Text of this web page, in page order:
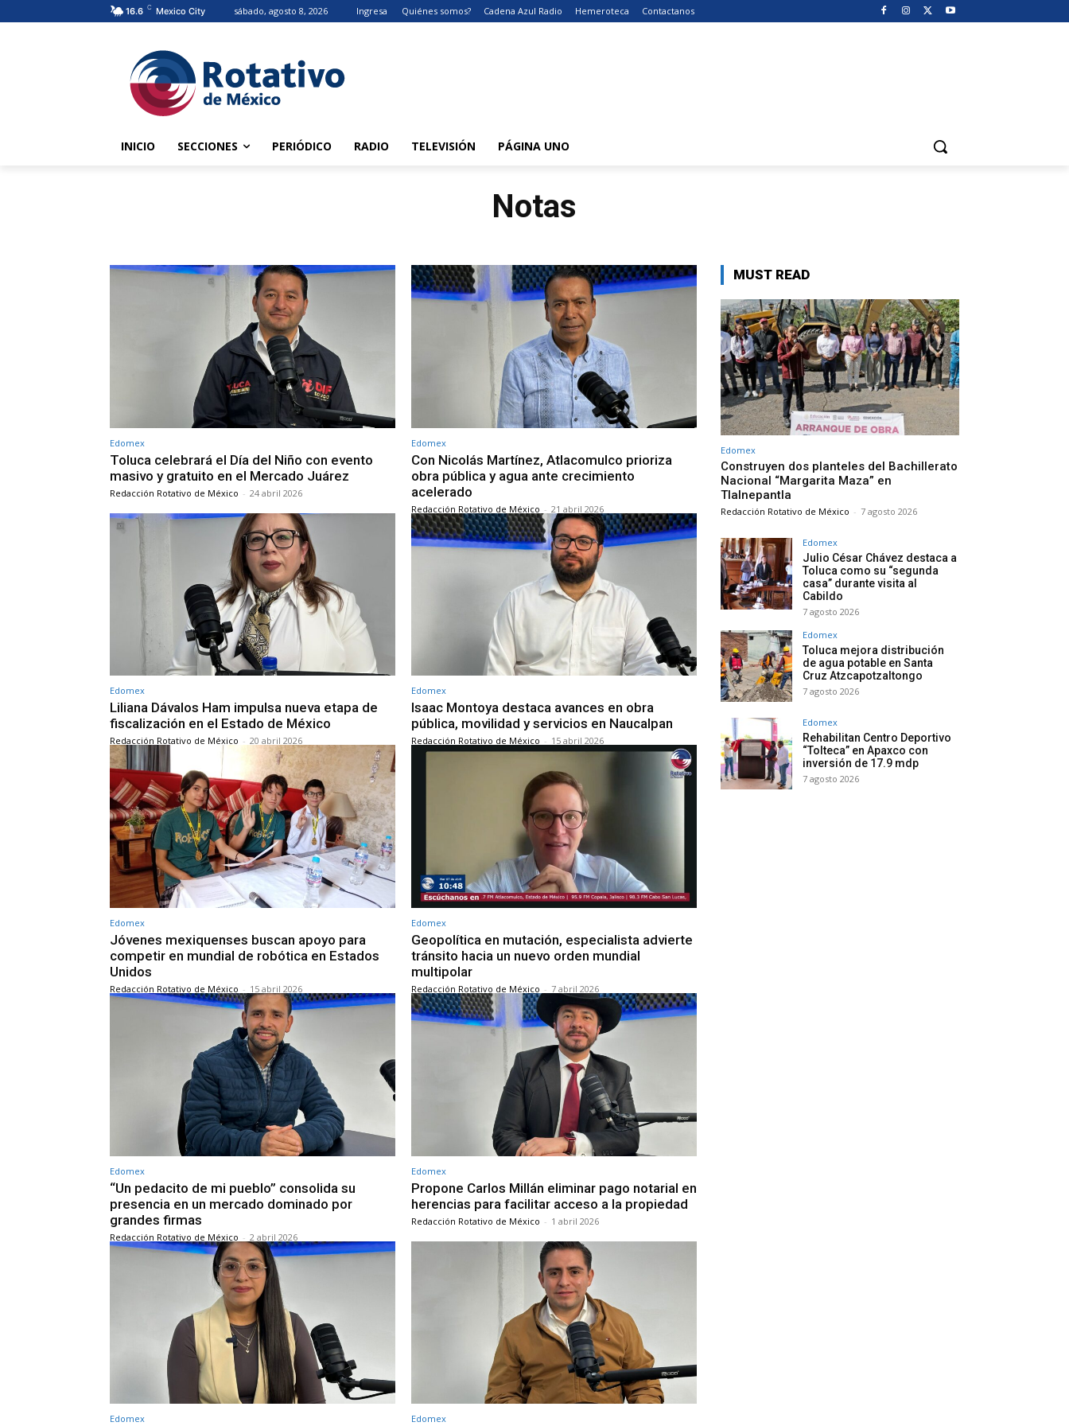
16.6 C Mexico City sábado, agosto 8, 2026 Ingresa Quiénes somos? Cadena Azul Radio Hemeroteca Contactanos
INICIO SECCIONES PERIÓDICO RADIO TELEVISIÓN PÁGINA UNO
Notas
Edomex
Toluca celebrará el Día del Niño con evento
masivo y gratuito en el Mercado Juárez
Redacción Rotativo de México - 24 abril 2026
Edomex
Con Nicolás Martínez, Atlacomulco prioriza
obra pública y agua ante crecimiento
acelerado
Redacción Rotativo de México - 21 abril 2026
Edomex
Liliana Dávalos Ham impulsa nueva etapa de
fiscalización en el Estado de México
Redacción Rotativo de México - 20 abril 2026
Edomex
Isaac Montoya destaca avances en obra
pública, movilidad y servicios en Naucalpan
Redacción Rotativo de México - 15 abril 2026
Edomex
Jóvenes mexiquenses buscan apoyo para
competir en mundial de robótica en Estados
Unidos
Redacción Rotativo de México - 15 abril 2026
Edomex
Geopolítica en mutación, especialista advierte
tránsito hacia un nuevo orden mundial
multipolar
Redacción Rotativo de México - 7 abril 2026
Edomex
“Un pedacito de mi pueblo” consolida su
presencia en un mercado dominado por
grandes firmas
Redacción Rotativo de México - 2 abril 2026
Edomex
Propone Carlos Millán eliminar pago notarial en
herencias para facilitar acceso a la propiedad
Redacción Rotativo de México - 1 abril 2026
Edomex Edomex
MUST READ
Edomex
Construyen dos planteles del Bachillerato
Nacional “Margarita Maza” en
Tlalnepantla
Redacción Rotativo de México - 7 agosto 2026
Edomex
Julio César Chávez destaca a
Toluca como su “segunda
casa” durante visita al
Cabildo
7 agosto 2026
Edomex
Toluca mejora distribución
de agua potable en Santa
Cruz Atzcapotzaltongo
7 agosto 2026
Edomex
Rehabilitan Centro Deportivo
“Tolteca” en Apaxco con
inversión de 17.9 mdp
7 agosto 2026